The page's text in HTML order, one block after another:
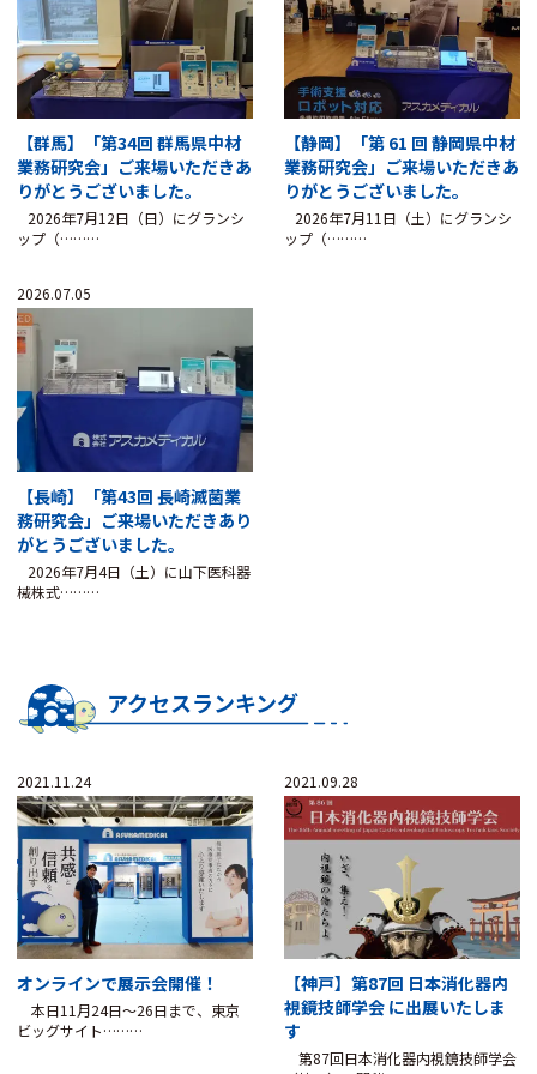
【群馬】「第34回 群馬県中材
業務研究会」ご来場いただきあ
りがとうございました。
2026年7月12日（日）にグランシ
ップ（………
【静岡】「第 61 回 静岡県中材
業務研究会」ご来場いただきあ
りがとうございました。
2026年7月11日（土）にグランシ
ップ（………
2026.07.05
【長崎】「第43回 長崎滅菌業
務研究会」ご来場いただきあり
がとうございました。
2026年7月4日（土）に山下医科器
械株式………
アクセスランキング
2021.11.24
オンラインで展示会開催！
本日11月24日～26日まで、東京
ビッグサイト………
2021.09.28
【神戸】第87回 日本消化器内
視鏡技師学会 に出展いたしま
す
第87回日本消化器内視鏡技師学会